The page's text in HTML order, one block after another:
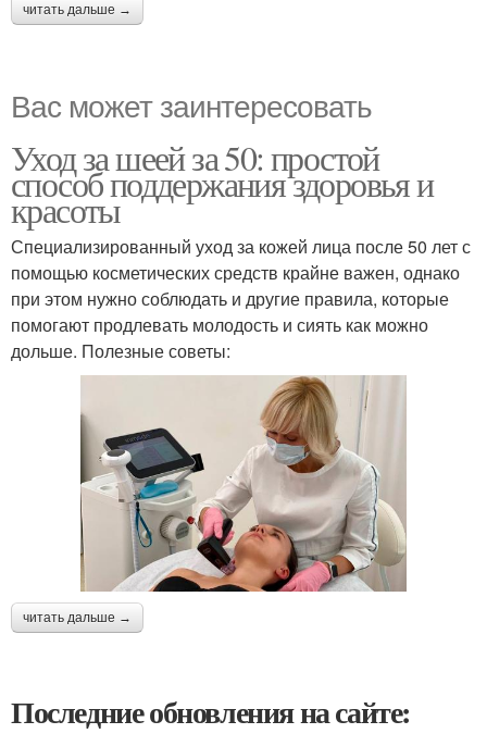
читать дальше →
Вас может заинтересовать
Уход за шеей за 50: простой
способ поддержания здоровья и
красоты
Специализированный уход за кожей лица после 50 лет с
помощью косметических средств крайне важен, однако
при этом нужно соблюдать и другие правила, которые
помогают продлевать молодость и сиять как можно
дольше. Полезные советы:
читать дальше →
Последние обновления на сайте: